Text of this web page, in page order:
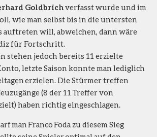
Goldbrichverfasst wurde und im
wie man selbst bis in die untersten
auftreten will, abweichen, dann wäre
für Fortschritt.
stehen jedoch bereits 11 erzielte
letzte Saison konnte man lediglich
erzielen. Die Stürmer treffen
(8 der 11 Treffer von
haben richtig eingeschlagen.
man Franco Foda zu diesem Sieg